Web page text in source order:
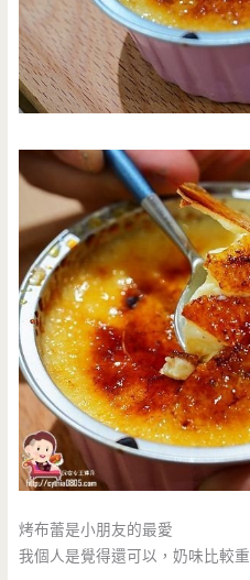
烤布蕾是小朋友的最愛
我個人是覺得還可以，奶味比較重